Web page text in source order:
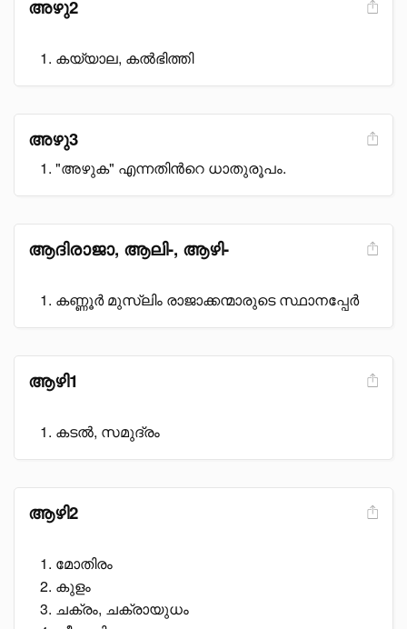
അഴു2
കയ്യാല, കൽഭിത്തി
അഴു3
"അഴുക" എന്നതിൻറെ ധാതുരൂപം.
ആദിരാജാ, ആലി-, ആഴി-
കണ്ണൂർ മുസ്ലിം രാജാക്കന്മാരുടെ സ്ഥാനപ്പേർ
ആഴി1
കടൽ, സമുദ്രം
ആഴി2
മോതിരം
കുളം
ചക്രം, ചക്രായുധം